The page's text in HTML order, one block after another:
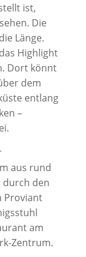
ist,
Die
Länge.
Highlight
Dort könnt
dem
entlang
–
aus rund
durch den
Proviant
am
Zentrum.